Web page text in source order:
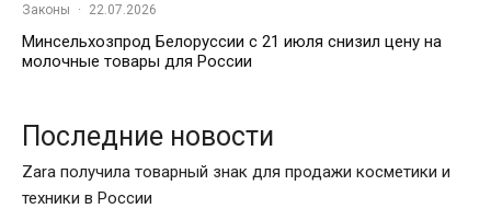
Законы · 22.07.2026
Минсельхозпрод Белоруссии с 21 июля снизил цену на
молочные товары для России
Последние новости
Zara получила товарный знак для продажи косметики и
техники в России